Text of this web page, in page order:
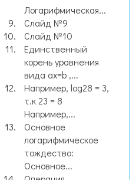
Логарифмическая...
Слайд №9
Слайд №10
Единственный
корень уравнения
вида ax=b ,...
Например, log28 = 3,
т.к 23 = 8
Например,...
Основное
логарифмическое
тождество:
Основное...